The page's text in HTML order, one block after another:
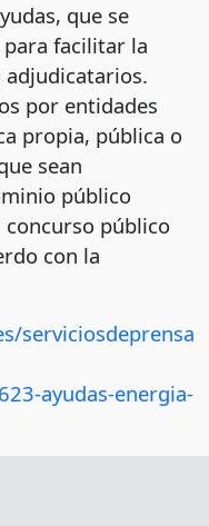
que se
facilitar la
por entidades
propia, pública o
sean
público
público
con la
serviciosdeprensa
ayudas-energia-